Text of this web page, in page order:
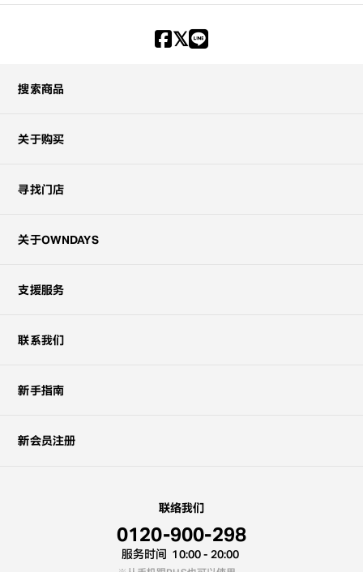
搜索商品
关于购买
寻找门店
关于OWNDAYS
支援服务
联系我们
新手指南
新会员注册
联络我们
0120-900-298
服务时间 10:00 - 20:00